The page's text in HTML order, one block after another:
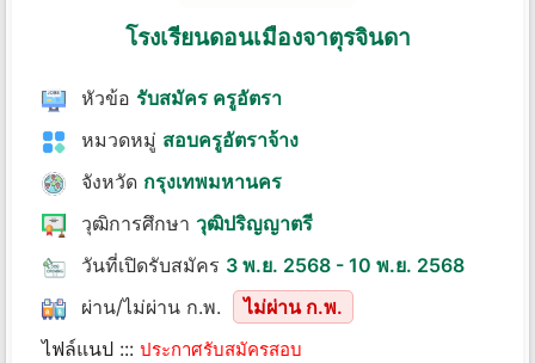
โรงเรียนดอนเมืองจาตุรจินดา
หัวข้อ รับสมัคร ครูอัตรา
หมวดหมู่ สอบครูอัตราจ้าง
จังหวัด กรุงเทพมหานคร
วุฒิการศึกษา วุฒิปริญญาตรี
วันที่เปิดรับสมัคร 3 พ.ย. 2568 - 10 พ.ย. 2568
ผ่าน/ไม่ผ่าน ก.พ.
ไม่ผ่าน ก.พ.
ไฟล์แนป ::: ประกาศรับสมัครสอบ